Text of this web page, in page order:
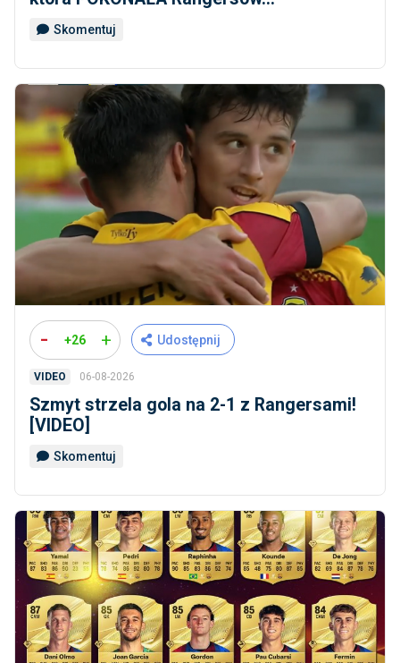
Skomentuj
- +26 + Udostępnij
VIDEO 06-08-2026
Szmyt strzela gola na 2-1 z Rangersami!
[VIDEO]
Skomentuj